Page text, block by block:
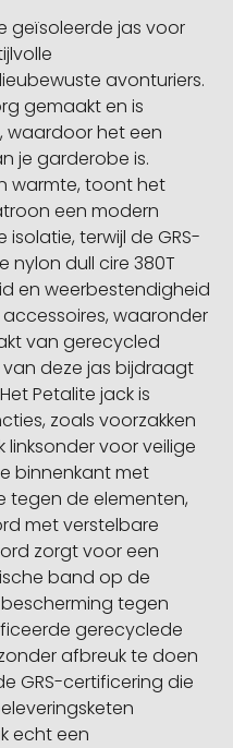
geïsoleerde jas voor
avonturiers.
gemaakt en is
waardoor het een
je garderobe is.
warmte, toont het
een modern
terwijl de GRS-
dull cire 380T
en weerbestendigheid
waaronder
van gerecycled
deze jas bijdraagt
Petalite jack is
zoals voorzakken
linksonder voor veilige
binnenkant met
tegen de elementen,
met verstelbare
zorgt voor een
band op de
tegen
gerecyclede
afbreuk te doen
GRS-certificering die
echt een